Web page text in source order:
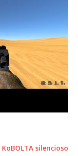
KoBOLTA silencioso